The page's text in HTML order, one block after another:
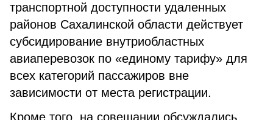
транспортной доступности удаленных
районов Сахалинской области действует
субсидирование внутриобластных
авиаперевозок по «единому тарифу» для
всех категорий пассажиров вне
зависимости от места регистрации.
Кроме того, на совещании обсуждались